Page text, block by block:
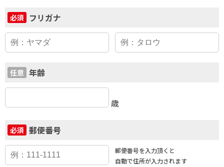
必須 フリガナ
任意 年齢
歳
必須 郵便番号
郵便番号を入力頂くと
自動で住所が入力されます